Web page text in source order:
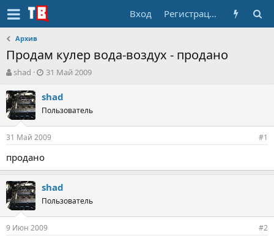
Вход Регистрация
Архив
Продам кулер вода-воздух - продано
А
т
о
р
т
е
ы
shad
Д
т
н
а
ч
а
31 Май 2009
shad
Пользователь
31 Май 2009 #1
продано
shad
Пользователь
9 Июн 2009 #2